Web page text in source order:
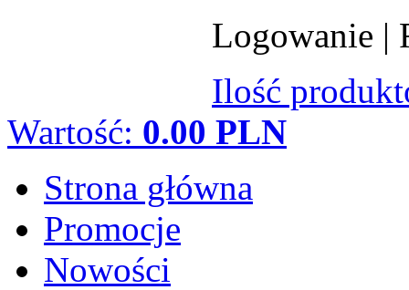
Logowanie |
Ilość
Wartość: 0.00 PLN
Strona główna
Promocje
Nowości